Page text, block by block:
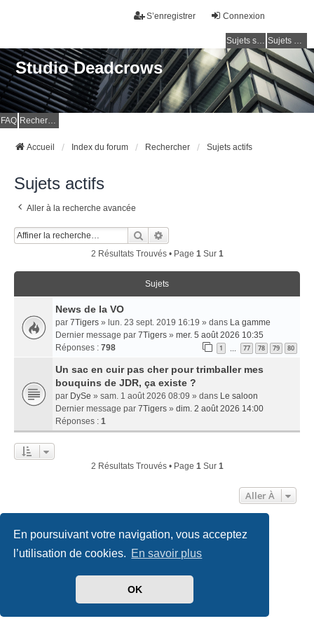
En poursuivant votre navigation, vous acceptez
l’utilisation de cookies. En savoir plus
OK
Connexion
S’enregistrer
Sujets sans réponse Sujets actifs
Studio Deadcrows
FAQ Rechercher
Accueil Index du forum Rechercher Sujets actifs
Sujets actifs
Aller à la recherche avancée
Rechercher
2 Résultats Trouvés • Page 1Sur 1
Sujets
News de la VO
par 7Tigers » lun. 23 sept. 2019 16:19 » dans La gamme
Dernier message par 7Tigers » mer. 5 août 2026 10:35
Réponses : 798 1 77 78 79 80
Un sac en cuir pas cher pour trimballer mes
bouquins de JDR, ça existe ?
par DySe » sam. 1 août 2026 08:09 » dans Le saloon
Dernier message par 7Tigers » dim. 2 août 2026 14:00
Réponses : 1
2 Résultats Trouvés • Page 1Sur 1
Aller À
Accueil Index du forum Nous contacter
phpBB-fr.com
created by INVENTEA & v12mike
Conditions